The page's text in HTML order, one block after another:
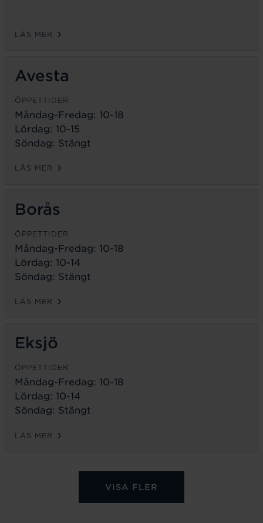
LÄS MER
Avesta
ÖPPETTIDER
Måndag-Fredag: 10-18
Lördag: 10-15
Söndag: Stängt
LÄS MER
Borås
ÖPPETTIDER
Måndag-Fredag: 10-18
Lördag: 10-14
Söndag: Stängt
LÄS MER
Eksjö
ÖPPETTIDER
Måndag-Fredag: 10-18
Lördag: 10-14
Söndag: Stängt
LÄS MER
VISA FLER